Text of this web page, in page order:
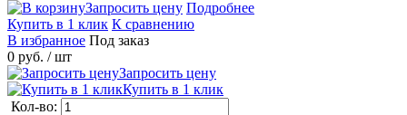
Запросить цену Подробнее
Купить в 1 клик К сравнению
В избранное Под заказ
0 руб. / шт
Запросить цену
Купить в 1 клик
Кол-во: